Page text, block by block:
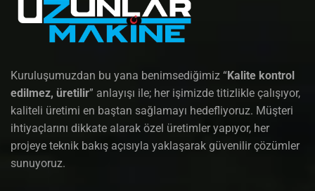
Kuruluşumuzdan bu yana benimsediğimiz “Kalite kontrol
edilmez, üretilir” anlayışı ile; her işimizde titizlikle çalışıyor,
kaliteli üretimi en baştan sağlamayı hedefliyoruz. Müşteri
ihtiyaçlarını dikkate alarak özel üretimler yapıyor, her
projeye teknik bakış açısıyla yaklaşarak güvenilir çözümler
sunuyoruz.